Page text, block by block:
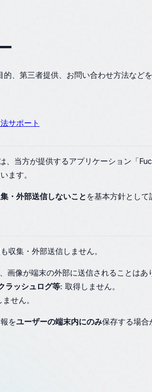
、第三者提供、お問い合わせ方法などを
サポート
当方が提供するアプリケーション「
ます。
・外部送信しないこと を基本方針として
収集・外部送信しません。
画像が端末の外部に送信されることはあ
ラッシュログ等: 取得しません。
せん。
をユーザーの端末内にのみ保存する場合